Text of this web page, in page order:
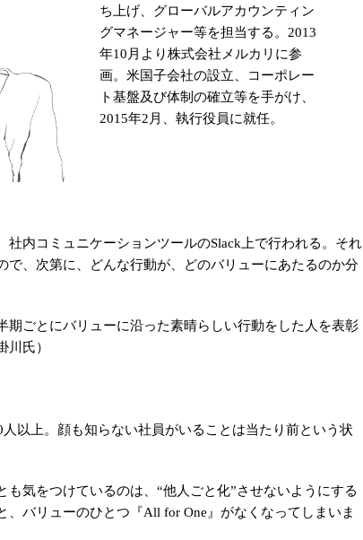
ち上げ、グローバルアカウンティン
グマネージャー等を担当する。2013
年10月より株式会社メルカリに参
画。米国子会社の設立、コーポレー
ト基盤及び体制の確立等を手がけ、
2015年2月、執行役員に就任。
社内コミュニケーションツールのSlack上で行われる。それ
で、次第に、どんな行動が、どのバリューにあたるのか分
期ごとにバリューに沿った素晴らしい行動をした人を表彰
川氏）
以上。顔も知らない社員がいることは当たり前という状
も気をつけているのは、“他人ごと化”させないようにする
、バリューのひとつ『All for One』がなくなってしまいま